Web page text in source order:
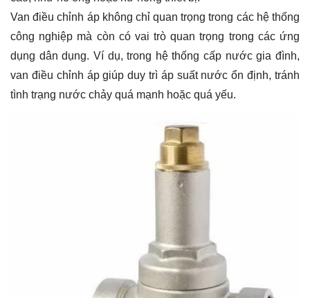
Van điều chỉnh áp không chỉ quan trọng trong các hệ thống
công nghiệp mà còn có vai trò quan trọng trong các ứng
dụng dân dụng. Ví dụ, trong hệ thống cấp nước gia đình,
van điều chỉnh áp giúp duy trì áp suất nước ổn định, tránh
tình trạng nước chảy quá mạnh hoặc quá yếu.